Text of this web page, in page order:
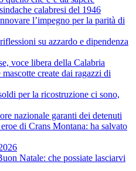
calabresi del 1946
l’impegno per la parità di
su azzardo e dipendenza
voce libera della Calabria
create dai ragazzi di
per la ricostruzione ci sono,
nazionale garanti dei detenuti
di Crans Montana: ha salvato
Natale: che possiate lasciarvi